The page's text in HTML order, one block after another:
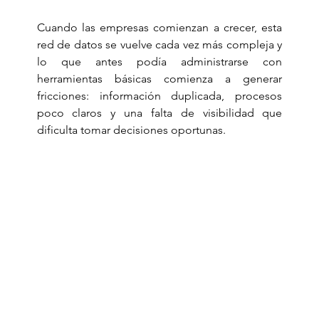
Cuando las empresas comienzan a crecer, esta
red de datos se vuelve cada vez más compleja y
lo que antes podía administrarse con
herramientas básicas comienza a generar
fricciones: información duplicada, procesos
poco claros y una falta de visibilidad que
dificulta tomar decisiones oportunas.